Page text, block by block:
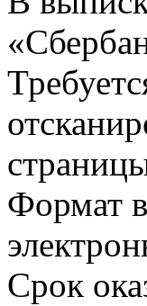
Формат
Срок